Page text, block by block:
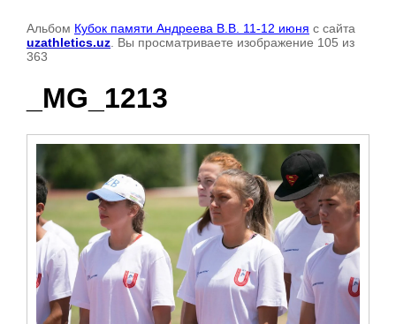
Альбом Кубок памяти Андреева В.В. 11-12 июня с сайта
uzathletics.uz . Вы просматриваете изображение 105 из
363
_MG_1213